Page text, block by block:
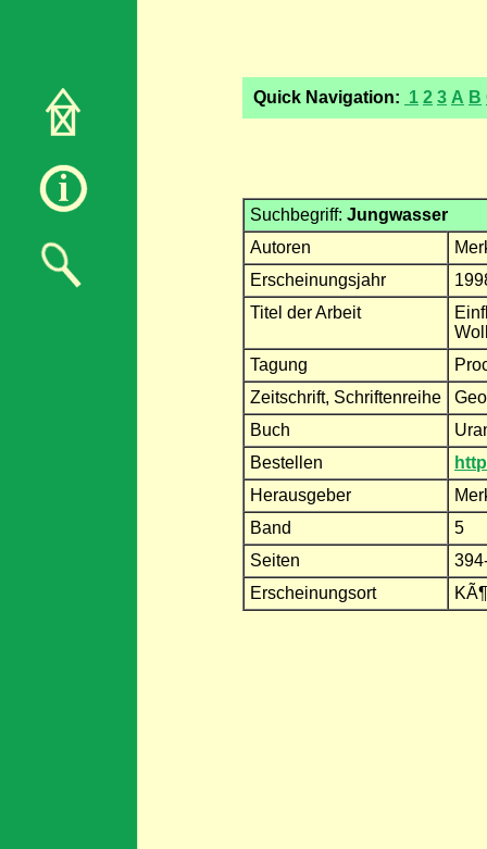
Quick Navigation: 1 2 3 A B
Suchbegriff: Jungwasser
Autoren
Erscheinungsjahr
Titel der Arbeit
Tagung
Zeitschrift, Schriftenreihe
Buch
Bestellen
Herausgeber
Band
5
Seiten
Erscheinungsort